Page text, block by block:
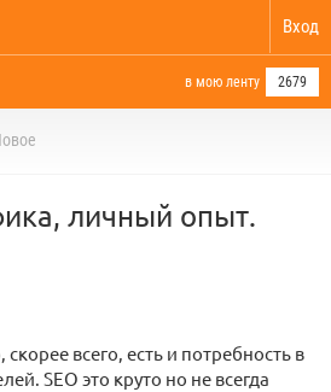
Вход
в мою ленту 2679
личный опыт.
скорее всего, есть и потребность в
SEO это круто но не всегда